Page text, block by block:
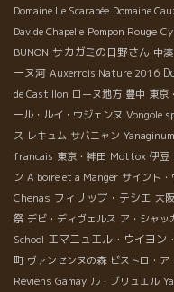
Domaine Le Scarabée Domaine
Davide Chapelle Pompon Rouge
BUNON サカガミの日野さん 中
ーヌ河 Auxerrois Nature 2016
de Castillon ローヌ地方 豊中 東京
ール・ルイ・ウジェンヌ Vongole
ス レキュム サバニャン
francais 東京・神田 Mottox 伊豆
ン A boire et a Manger サイント
Chenas フィリップ・テシエ 大
祭 デビ・ディヴェルス ア・シャ
School エマニュエル・ウイヨン
町 ヴァンセンヌの森 ビストロ・ア
Reviens Gamay ル・ブリュエル